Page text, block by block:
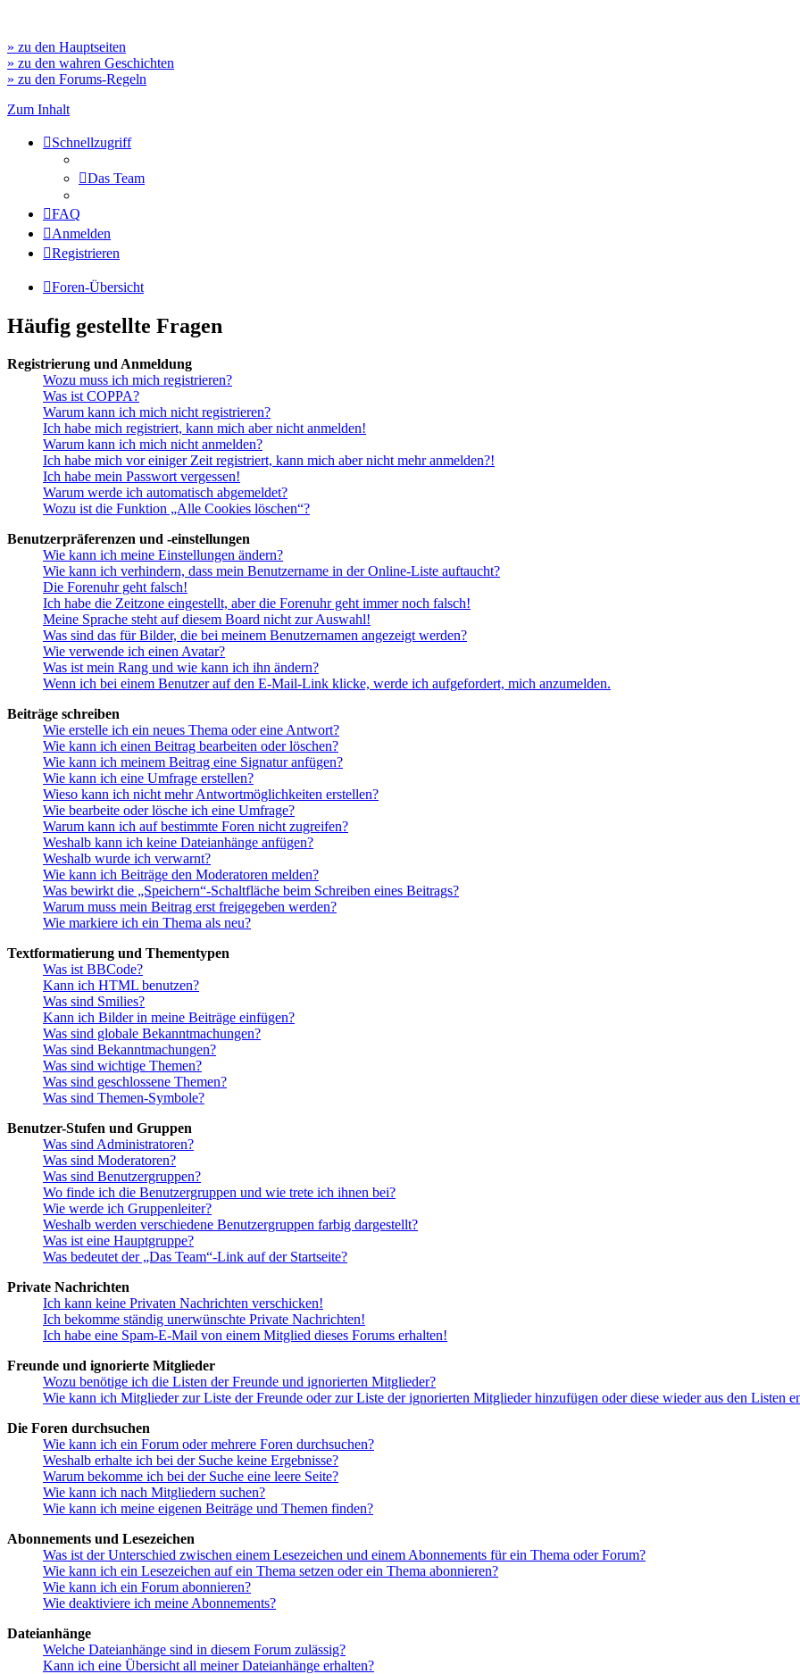
» zu den Hauptseiten
» zu den wahren Geschichten
» zu den Forums-Regeln
Zum Inhalt
Schnellzugriff
Das Team
FAQ
Anmelden
Registrieren
Foren-Übersicht
Häufig gestellte Fragen
Registrierung und Anmeldung
Wozu muss ich mich registrieren?
Was ist COPPA?
Warum kann ich mich nicht registrieren?
Ich habe mich registriert, kann mich aber nicht anmelden!
Warum kann ich mich nicht anmelden?
Ich habe mich vor einiger Zeit registriert, kann mich aber nicht mehr anmelden?!
Ich habe mein Passwort vergessen!
Warum werde ich automatisch abgemeldet?
Wozu ist die Funktion „Alle Cookies löschen“?
Benutzerpräferenzen und -einstellungen
Wie kann ich meine Einstellungen ändern?
Wie kann ich verhindern, dass mein Benutzername in der Online-Liste auftaucht?
Die Forenuhr geht falsch!
Ich habe die Zeitzone eingestellt, aber die Forenuhr geht immer noch falsch!
Meine Sprache steht auf diesem Board nicht zur Auswahl!
Was sind das für Bilder, die bei meinem Benutzernamen angezeigt werden?
Wie verwende ich einen Avatar?
Was ist mein Rang und wie kann ich ihn ändern?
Wenn ich bei einem Benutzer auf den E-Mail-Link klicke, werde ich aufgefordert, mich anzumelden.
Beiträge schreiben
Wie erstelle ich ein neues Thema oder eine Antwort?
Wie kann ich einen Beitrag bearbeiten oder löschen?
Wie kann ich meinem Beitrag eine Signatur anfügen?
Wie kann ich eine Umfrage erstellen?
Wieso kann ich nicht mehr Antwortmöglichkeiten erstellen?
Wie bearbeite oder lösche ich eine Umfrage?
Warum kann ich auf bestimmte Foren nicht zugreifen?
Weshalb kann ich keine Dateianhänge anfügen?
Weshalb wurde ich verwarnt?
Wie kann ich Beiträge den Moderatoren melden?
Was bewirkt die „Speichern“-Schaltfläche beim Schreiben eines Beitrags?
Warum muss mein Beitrag erst freigegeben werden?
Wie markiere ich ein Thema als neu?
Textformatierung und Thementypen
Was ist BBCode?
Kann ich HTML benutzen?
Was sind Smilies?
Kann ich Bilder in meine Beiträge einfügen?
Was sind globale Bekanntmachungen?
Was sind Bekanntmachungen?
Was sind wichtige Themen?
Was sind geschlossene Themen?
Was sind Themen-Symbole?
Benutzer-Stufen und Gruppen
Was sind Administratoren?
Was sind Moderatoren?
Was sind Benutzergruppen?
Wo finde ich die Benutzergruppen und wie trete ich ihnen bei?
Wie werde ich Gruppenleiter?
Weshalb werden verschiedene Benutzergruppen farbig dargestellt?
Was ist eine Hauptgruppe?
Was bedeutet der „Das Team“-Link auf der Startseite?
Private Nachrichten
Ich kann keine Privaten Nachrichten verschicken!
Ich bekomme ständig unerwünschte Private Nachrichten!
Ich habe eine Spam-E-Mail von einem Mitglied dieses Forums erhalten!
Freunde und ignorierte Mitglieder
Wozu benötige ich die Listen der Freunde und ignorierten Mitglieder?
Wie kann ich Mitglieder zur Liste der Freunde oder zur Liste der ignorierten Mitglieder hinzufügen oder diese wieder aus den Listen
Die Foren durchsuchen
Wie kann ich ein Forum oder mehrere Foren durchsuchen?
Weshalb erhalte ich bei der Suche keine Ergebnisse?
Warum bekomme ich bei der Suche eine leere Seite?
Wie kann ich nach Mitgliedern suchen?
Wie kann ich meine eigenen Beiträge und Themen finden?
Abonnements und Lesezeichen
Was ist der Unterschied zwischen einem Lesezeichen und einem Abonnements für ein Thema oder Forum?
Wie kann ich ein Lesezeichen auf ein Thema setzen oder ein Thema abonnieren?
Wie kann ich ein Forum abonnieren?
Wie deaktiviere ich meine Abonnements?
Dateianhänge
Welche Dateianhänge sind in diesem Forum zulässig?
Kann ich eine Übersicht all meiner Dateianhänge erhalten?